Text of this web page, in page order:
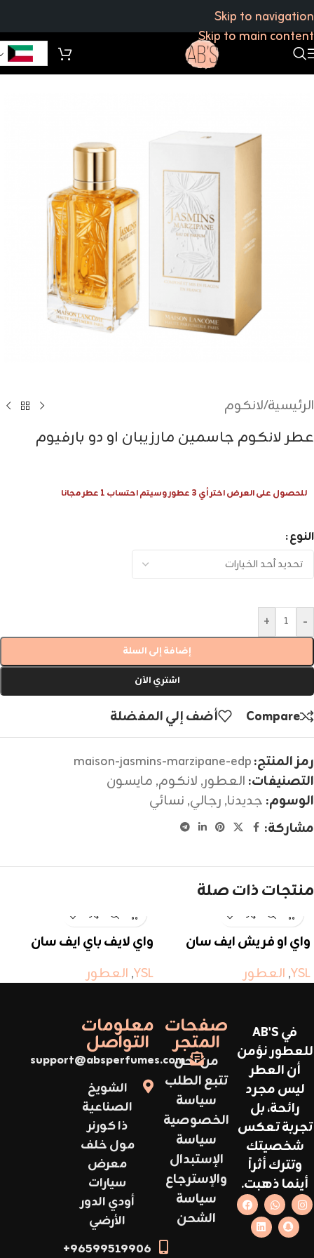
Skip to navigation
Skip to main content
الرئيسية/لانكوم
عطر لانكوم جاسمين مارزيبان او دو بارفيوم
للحصول على العرض اختر أي 3 عطور وسيتم احتساب 1 عطر مجانا
النوع
-
+
إضافة إلى السلة
اشتري الآن
Compare أضف إلي المفضلة
رمز المنتج:maison-jasmins-marzipane-edp
التصنيفات: العطور, لانكوم, مايسون
الوسوم: جديدنا, رجالي, نسائي
مشاركة:
منتجات ذات صلة
واي او فريش ايف سان
YSL
, العطور
واي لايف باي ايف سان
YSL
, العطور
في AB'S
للعطور نؤمن
أن العطر
ليس مجرد
رائحة، بل
تجربة تعكس
شخصيتك
وتترك أثراً
أينما ذهبت.
صفحات
المتجر
من نحن
تتبع الطلب
سياسة
الخصوصية
سياسة
الإستبدال
والإسترجاع
سياسة
الشحن
معلومات
التواصل
support@absperfumes.com
الشويخ
الصناعية
ذا كورنر
مول خلف
معرض
سيارات
أودي الدور
الأرضي
96599519906+